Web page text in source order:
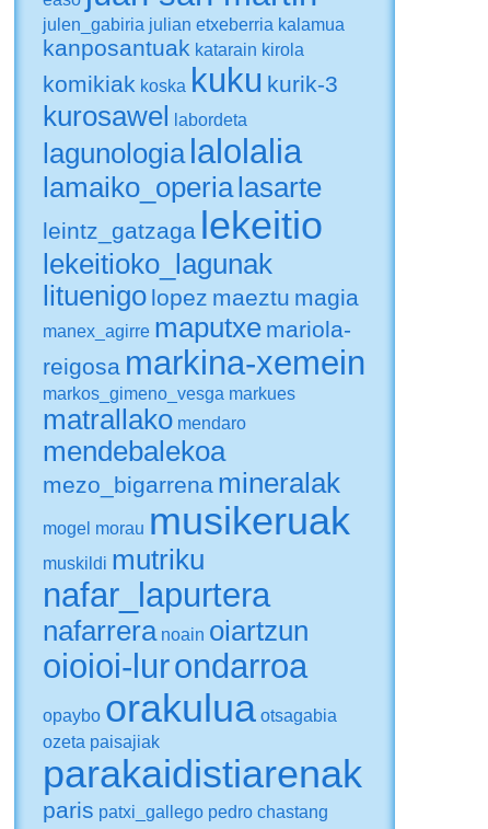
julen_gabiria julian etxeberria kalamua
kanposantuak katarain kirola
komikiak koska kuku kurik-3
kurosawel labordeta
lagunologia lalolalia
lamaiko_operia lasarte
leintz_gatzaga lekeitio
lekeitioko_lagunak
lituenigo lopez maeztu magia
manex_agirre maputxe mariola-
reigosa markina-xemein
markos_gimeno_vesga markues
matrallako mendaro
mendebalekoa
mezo_bigarrena mineralak
mogel morau musikeruak
muskildi mutriku
nafar_lapurtera
nafarrera noain oiartzun
oioioi-lurondarroa
opaybo orakulua otsagabia
ozeta paisajiak
parakaidistiarenak
paris patxi_gallego pedro chastang